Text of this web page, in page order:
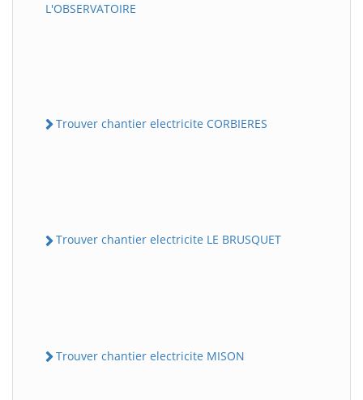
L'OBSERVATOIRE
Trouver chantier electricite CORBIERES
Trouver chantier electricite LE BRUSQUET
Trouver chantier electricite MISON